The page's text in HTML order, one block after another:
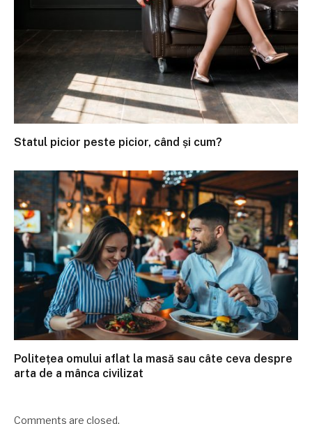
Statul picior peste picior, când și cum?
Politețea omului aflat la masă sau câte ceva despre
arta de a mânca civilizat
Comments are closed.